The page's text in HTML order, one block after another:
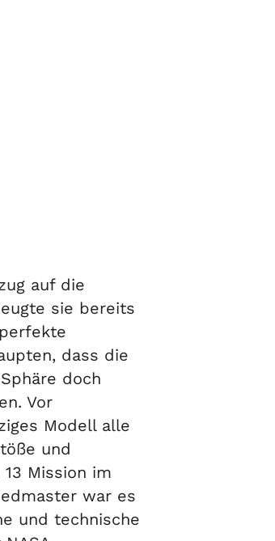
auf die
sie bereits
dass die
doch
Vor
Modell alle
und
Mission im
war es
und technische